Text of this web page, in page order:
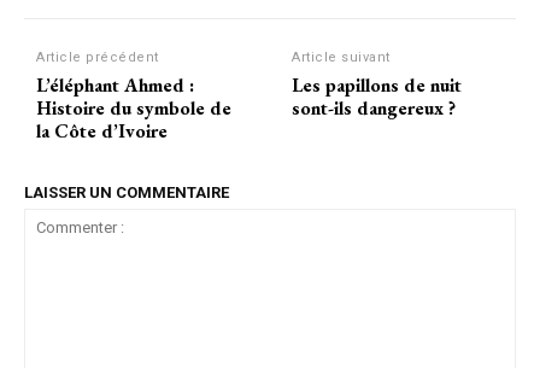
Article précédent
L’éléphant Ahmed :
Histoire du symbole de
la Côte d’Ivoire
Article suivant
Les papillons de nuit
sont-ils dangereux ?
LAISSER UN COMMENTAIRE